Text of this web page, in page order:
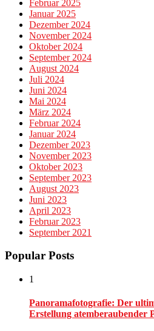
Februar 2025
Januar 2025
Dezember 2024
November 2024
Oktober 2024
September 2024
August 2024
Juli 2024
Juni 2024
Mai 2024
März 2024
Februar 2024
Januar 2024
Dezember 2023
November 2023
Oktober 2023
September 2023
August 2023
Juni 2023
April 2023
Februar 2023
September 2021
Popular Posts
1
Panoramafotografie: Der
Erstellung atemberaubender